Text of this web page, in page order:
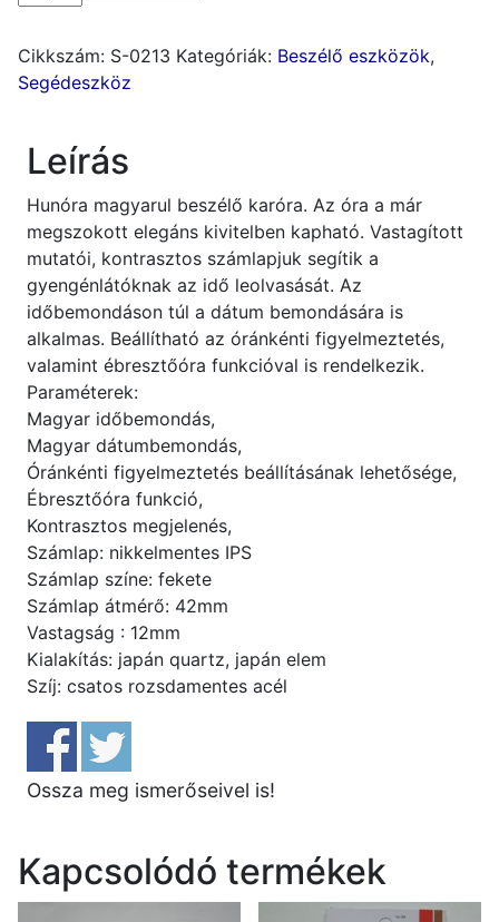
42mm,
számlap,
csatos
mennyiség
Cikkszám: S-0213 Kategóriák: Beszélő eszközök,
Segédeszköz
Leírás
Hunóra magyarul beszélő karóra. Az óra a már
megszokott elegáns kivitelben kapható. Vastagított
mutatói, kontrasztos számlapjuk segítik a
gyengénlátóknak az idő leolvasását. Az
időbemondáson túl a dátum bemondására is
alkalmas. Beállítható az óránkénti figyelmeztetés,
valamint ébresztőóra funkcióval is rendelkezik.
Paraméterek:
Magyar időbemondás,
Magyar dátumbemondás,
Óránkénti figyelmeztetés beállításának lehetősége,
Ébresztőóra funkció,
Kontrasztos megjelenés,
Számlap: nikkelmentes IPS
Számlap színe: fekete
Számlap átmérő: 42mm
Vastagság : 12mm
Kialakítás: japán quartz, japán elem
Szíj: csatos rozsdamentes acél
Ossza meg ismerőseivel is!
Kapcsolódó termékek